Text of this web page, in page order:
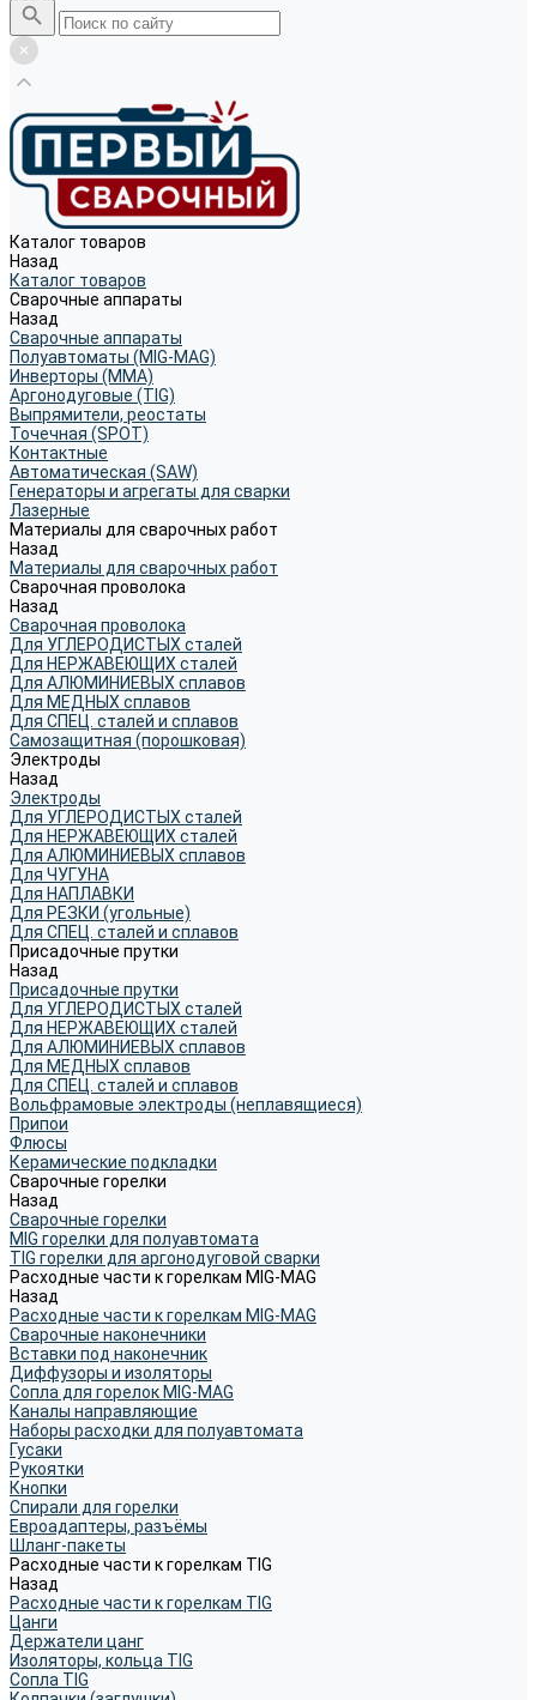
Каталог товаров
Назад
Каталог товаров
Сварочные аппараты
Назад
Сварочные аппараты
Полуавтоматы (MIG-MAG)
Инверторы (MMA)
Аргонодуговые (TIG)
Выпрямители, реостаты
Точечная (SPOT)
Контактные
Автоматическая (SAW)
Генераторы и агрегаты для сварки
Лазерные
Материалы для сварочных работ
Назад
Материалы для сварочных работ
Сварочная проволока
Назад
Сварочная проволока
Для УГЛЕРОДИСТЫХ сталей
Для НЕРЖАВЕЮЩИХ сталей
Для АЛЮМИНИЕВЫХ сплавов
Для МЕДНЫХ сплавов
Для СПЕЦ. сталей и сплавов
Самозащитная (порошковая)
Электроды
Назад
Электроды
Для УГЛЕРОДИСТЫХ сталей
Для НЕРЖАВЕЮЩИХ сталей
Для АЛЮМИНИЕВЫХ сплавов
Для ЧУГУНА
Для НАПЛАВКИ
Для РЕЗКИ (угольные)
Для СПЕЦ. сталей и сплавов
Присадочные прутки
Назад
Присадочные прутки
Для УГЛЕРОДИСТЫХ сталей
Для НЕРЖАВЕЮЩИХ сталей
Для АЛЮМИНИЕВЫХ сплавов
Для МЕДНЫХ сплавов
Для СПЕЦ. сталей и сплавов
Вольфрамовые электроды (неплавящиеся)
Припои
Флюсы
Керамические подкладки
Сварочные горелки
Назад
Сварочные горелки
MIG горелки для полуавтомата
TIG горелки для аргонодуговой сварки
Расходные части к горелкам MIG-MAG
Назад
Расходные части к горелкам MIG-MAG
Сварочные наконечники
Вставки под наконечник
Диффузоры и изоляторы
Сопла для горелок MIG-MAG
Каналы направляющие
Наборы расходки для полуавтомата
Гусаки
Рукоятки
Кнопки
Спирали для горелки
Евроадаптеры, разъёмы
Шланг-пакеты
Расходные части к горелкам TIG
Назад
Расходные части к горелкам TIG
Цанги
Держатели цанг
Изоляторы, кольца TIG
Сопла TIG